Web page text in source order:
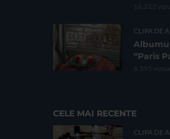
16.212
CLIPA DE
“Paris
6.595
CELE MAI RECENTE
CLIPA DE